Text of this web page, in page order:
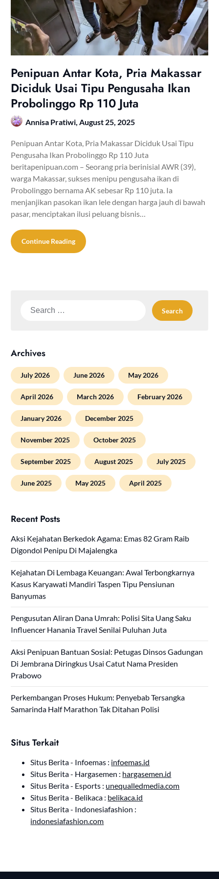
Penipuan Antar Kota, Pria Makassar
Diciduk Usai Tipu Pengusaha Ikan
Probolinggo Rp 110 Juta
Annisa Pratiwi,August 25, 2025
Penipuan Antar Kota, Pria Makassar Diciduk Usai Tipu
Pengusaha Ikan Probolinggo Rp 110 Juta
beritapenipuan.com – Seorang pria berinisial AWR (39),
warga Makassar, sukses menipu pengusaha ikan di
Probolinggo bernama AK sebesar Rp 110 juta. Ia
menjanjikan pasokan ikan lele dengan harga jauh di bawah
pasar, menciptakan ilusi peluang bisnis…
Continue Reading
Search
Archives
July 2026 June 2026 May 2026
April 2026 March 2026 February 2026
January 2026 December 2025
November 2025 October 2025
September 2025 August 2025 July 2025
June 2025 May 2025 April 2025
Recent Posts
Aksi Kejahatan Berkedok Agama: Emas 82 Gram Raib
Digondol Penipu Di Majalengka
Kejahatan Di Lembaga Keuangan: Awal Terbongkarnya
Kasus Karyawati Mandiri Taspen Tipu Pensiunan
Banyumas
Pengusutan Aliran Dana Umrah: Polisi Sita Uang Saku
Influencer Hanania Travel Senilai Puluhan Juta
Aksi Penipuan Bantuan Sosial: Petugas Dinsos Gadungan
Di Jembrana Diringkus Usai Catut Nama Presiden
Prabowo
Perkembangan Proses Hukum: Penyebab Tersangka
Samarinda Half Marathon Tak Ditahan Polisi
Situs Terkait
Situs Berita - Infoemas : infoemas.id
Situs Berita - Hargasemen : hargasemen.id
Situs Berita - Esports : unequalledmedia.com
Situs Berita - Belikaca : belikaca.id
Situs Berita - Indonesiafashion :
indonesiafashion.com